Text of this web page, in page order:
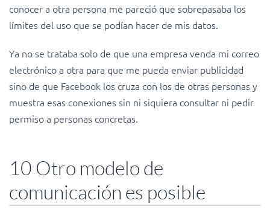
conocer a otra persona me pareció que sobrepasaba los
límites del uso que se podían hacer de mis datos.
Ya no se trataba solo de que una empresa venda mi correo
electrónico a otra para que me pueda enviar publicidad
sino de que Facebook los cruza con los de otras personas y
muestra esas conexiones sin ni siquiera consultar ni pedir
permiso a personas concretas.
10 Otro modelo de
comunicación es posible